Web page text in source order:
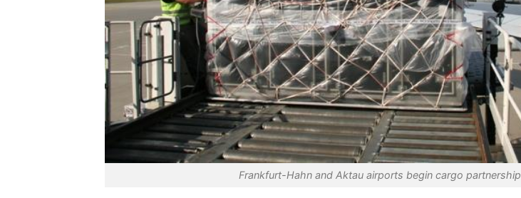
Frankfurt-Hahn and Aktau airports begin cargo partnership